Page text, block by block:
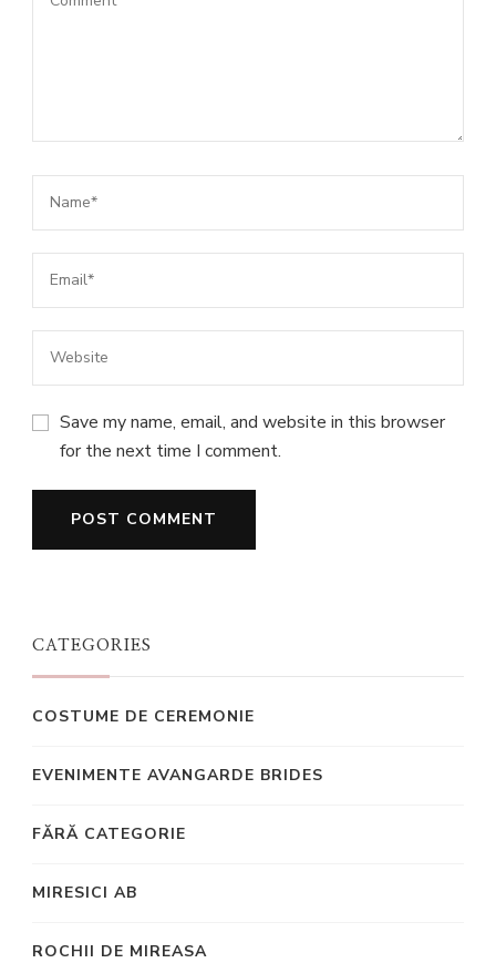
Save my name, email, and website in this browser
for the next time I comment.
CATEGORIES
COSTUME DE CEREMONIE
EVENIMENTE AVANGARDE BRIDES
FĂRĂ CATEGORIE
MIRESICI AB
ROCHII DE MIREASA